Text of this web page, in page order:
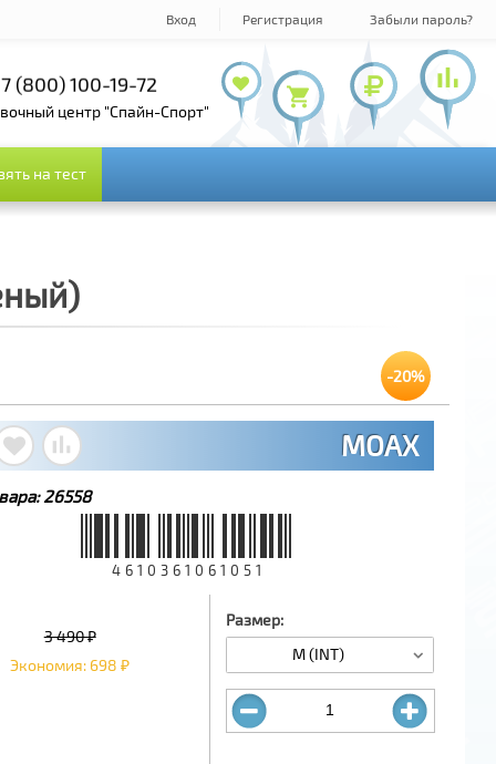
Вход Регистрация Забыли пароль?
+7 (495) 143-73-73
(800) 100-19-72
центр "Спайн-Спорт"
на тест
на тест
-20%
MOAX
26558
4610361061051
3 490 ₽
Экономия: 698 ₽
Размер:
M (INT)